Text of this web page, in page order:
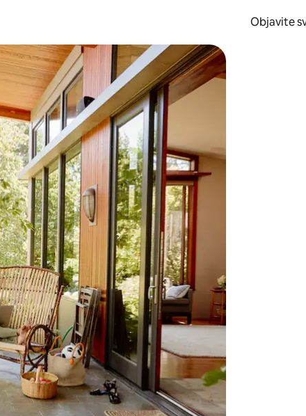
Objavite
kao i da ih istražujte dodirom ili prevlačenjem.